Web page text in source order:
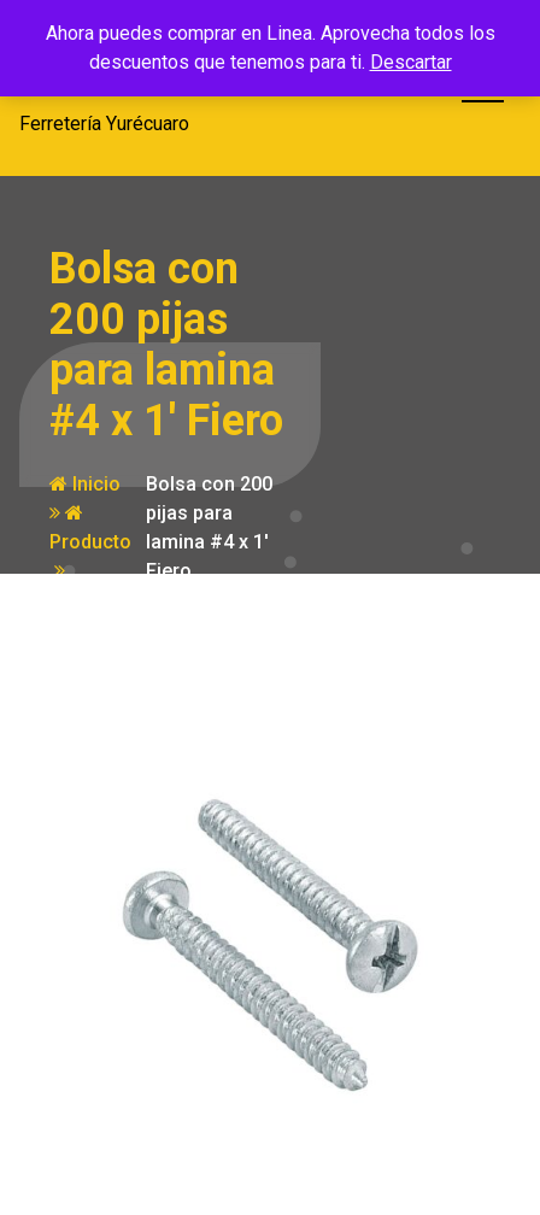
Ahora puedes comprar en Linea. Aprovecha todos los
descuentos que tenemos para ti. Descartar
Ferretería
Yurécuaro
Ferretería Yurécuaro
Bolsa con
200 pijas
para lamina
#4 x 1′ Fiero
Inicio
Producto
Bolsa con 200
pijas para
lamina #4 x 1′
Fiero